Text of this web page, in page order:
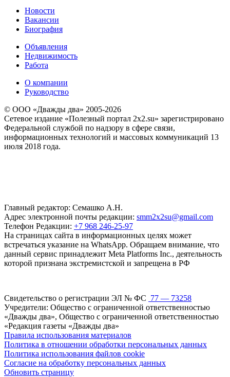
Новости
Вакансии
Биография
Объявления
Недвижимость
Работа
О компании
Руководство
© ООО «Дважды два» 2005-2026
Сетевое издание «Полезный портал 2x2.su» зарегистрировано
Федеральной службой по надзору в сфере связи,
информационных технологий и массовых коммуникаций 13
июля 2018 года.
Главный редактор: Семашко А.Н.
Адрес электронной почты редакции: smm2x2su@gmail.com
Телефон Редакции: +7 968 246-25-97
На страницах сайта в информационных целях может
встречаться указание на WhatsApp. Обращаем внимание, что
данный сервис принадлежит Meta Platforms Inc., деятельность
которой признана экстремистской и запрещена в РФ
Свидетельство о регистрации ЭЛ № ФС 77 — 73258
Учредители: Общество с ограниченной ответственностью
«Дважды два», Общество с ограниченной ответственностью
«Редакция газеты «Дважды два»
Правила использования материалов
Политика в отношении обработки персональных данных
Политика использования файлов cookie
Согласие на обработку персональных данных
Обновить страницу